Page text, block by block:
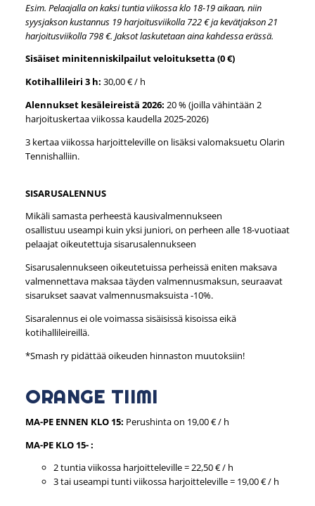
Esim. Pelaajalla on kaksi tuntia viikossa klo 18-19 aikaan, niin
syysjakson kustannus 19 harjoitusviikolla 722 € ja kevätjakson 21
harjoitusviikolla 798 €. Jaksot laskutetaan aina kahdessa erässä.
Sisäiset minitenniskilpailut veloituksetta (0 €)
Kotihallileiri 3 h: 30,00 € / h
Alennukset kesäleireistä 2026: 20 % (joilla vähintään 2
harjoituskertaa viikossa kaudella 2025-2026)
3 kertaa viikossa harjoitteleville on lisäksi valomaksuetu Olarin
Tennishalliin.
SISARUSALENNUS
Mikäli samasta perheestä kausivalmennukseen
osallistuu useampi kuin yksi juniori, on perheen alle 18-vuotiaat
pelaajat oikeutettuja sisarusalennukseen
Sisarusalennukseen oikeutetuissa perheissä eniten maksava
valmennettava maksaa täyden valmennusmaksun, seuraavat
sisarukset saavat valmennusmaksuista -10%.
Sisaralennus ei ole voimassa sisäisissä kisoissa eikä
kotihallileireillä.
*Smash ry pidättää oikeuden hinnaston muutoksiin!
ORANGE TIIMI
MA-PE ENNEN KLO 15: Perushinta on 19,00 € / h
MA-PE KLO 15- :
2 tuntia viikossa harjoitteleville = 22,50 € / h
3 tai useampi tunti viikossa harjoitteleville = 19,00 € / h